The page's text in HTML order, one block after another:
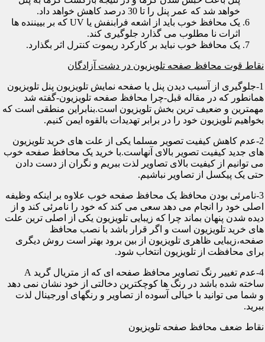
خواهد شد که عمر پنل را تا 30 درصد کاهش خواهد داد.
یک محافظ خوب باید از اشعه فرابنفش یا UV که بر بییننده ها
اثرات نا مطلوب می گذارد جلوگیری کند.
یک محافظ خوب نباید بر کارکرد ریموت کنترل اثر بگذارد.
نقاط قوت محافظ صفحه تلویزیون در دشت آزادگان
1-جلوگیری از آسیب دیدن پنل یا صفحه نمایش تلویزیون پنل تلویزیون
همانطور که در مقاله قبل-چرا محافظ صفحه تلویزیون-گفته شد
مهمترین و ضعیف ترین بخش تلویزیون است.بنابراین منطقی است که
بخواهیم تلویزیون خود را در برابر تهدیدات بالقوه ایمن کنیم.
2-عدم کاهش کیفیت تصویر مسلما یکی از علت های خرید تلویزیون
های جدید کیفیت تصویر بالای آنهاست.با خرید یک محافظ صفحه خوب
می توانیم از کیفیت بالای تصاویر لذت ببریم و نگران از دست دادن
حتی یک پیکسل از تصاویر نباشیم.
3-نامرئی بودن محافظ یک محافظ صفحه خوب علاوه بر اینکه وظیفه
اصلی خود را انجام می دهد سعی می کند که خود را نامرئی کند و از
دیده شدن پنهان بماند چرا که زیبایی تلویزیون یکی از اصلی ترین علت
های خرید تلویزیون است و اگر قرار باشد با نصب محافظ
صفحه،زیبایی ظاهری تلویزیون از بین برود بهتر است روش دیگری
برای محافظت از تلویزیون انتخاب شود.
4-عدم تغییر رنگ تصاویر محافظ صفحه ای که از متریال گرید A
ساخته شده باشد در رنگ ها کوچکترین دخالتی از خود نشان نمی دهد
و شما می توانید با خیالی آسوده از تصاویر و رنگهای اورجینال لذت
ببرید.
نقاط ضعف محافظ صفحه تلویزیون